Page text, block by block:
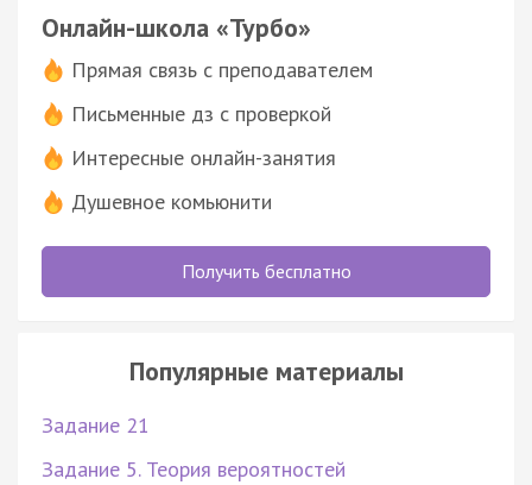
Онлайн-школа «Турбо»
Прямая связь с преподавателем
Письменные дз с проверкой
Интересные онлайн-занятия
Душевное комьюнити
Получить бесплатно
Популярные материалы
Задание 21
Задание 5. Теория вероятностей